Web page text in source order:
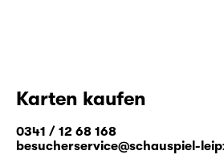
Karten kaufen
0341 / 12 68 168
besucherservice@schauspiel-